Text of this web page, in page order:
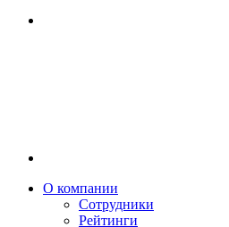
О компании
Сотрудники
Рейтинги